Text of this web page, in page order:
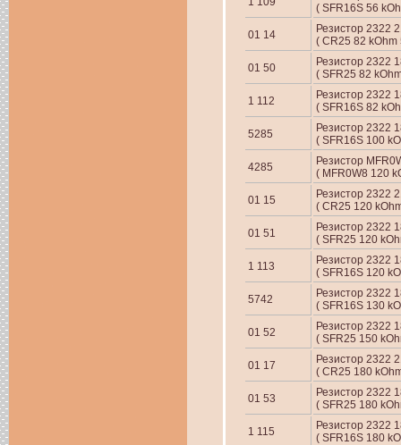
( SFR16S 56
01 14
Резистор 2322
( CR25 82 kOhm
01 50
Резистор 2322
( SFR25 82
1 112
Резистор 2322
( SFR16S 82
5285
Резистор 2322
( SFR16S 100
4285
Резистор
( MFR0W8 120
01 15
Резистор 2322
( CR25 120
01 51
Резистор 2322
( SFR25 120
1 113
Резистор 2322
( SFR16S 120
5742
Резистор 2322
( SFR16S 130
01 52
Резистор 2322
( SFR25 150
01 17
Резистор 2322
( CR25 180
01 53
Резистор 2322
( SFR25 180
1 115
Резистор 2322
( SFR16S 180